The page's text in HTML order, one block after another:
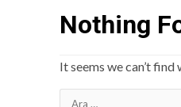
Nothing
It seems we can’t find
Arama: